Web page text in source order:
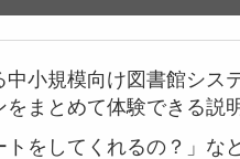
小規模向け図書館シス
まとめて体験できる説
をしてくれるの？」など